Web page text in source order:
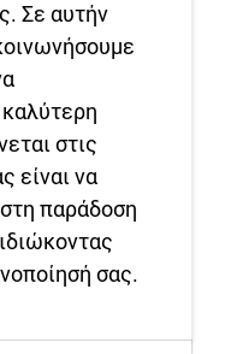
Σε αυτήν
στις
είναι να
παράδοση
σας.